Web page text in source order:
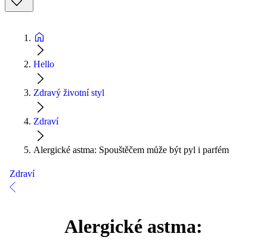
Hello
Zdravý životní styl
Zdraví
Alergické astma: Spouštěčem může být pyl i parfém
Zdraví
Alergické astma: